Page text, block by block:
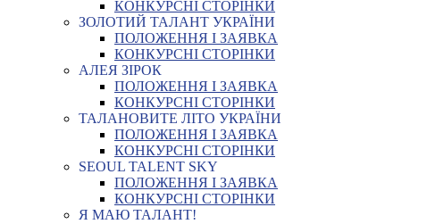
КОНКУРСНІ СТОРІНКИ
ЗОЛОТИЙ ТАЛАНТ УКРАЇНИ
ПОЛОЖЕННЯ І ЗАЯВКА
КОНКУРСНІ СТОРІНКИ
АЛЕЯ ЗІРОК
ПОЛОЖЕННЯ І ЗАЯВКА
КОНКУРСНІ СТОРІНКИ
ТАЛАНОВИТЕ ЛІТО УКРАЇНИ
ПОЛОЖЕННЯ І ЗАЯВКА
КОНКУРСНІ СТОРІНКИ
SEOUL TALENT SKY
ПОЛОЖЕННЯ І ЗАЯВКА
КОНКУРСНІ СТОРІНКИ
Я МАЮ ТАЛАНТ!